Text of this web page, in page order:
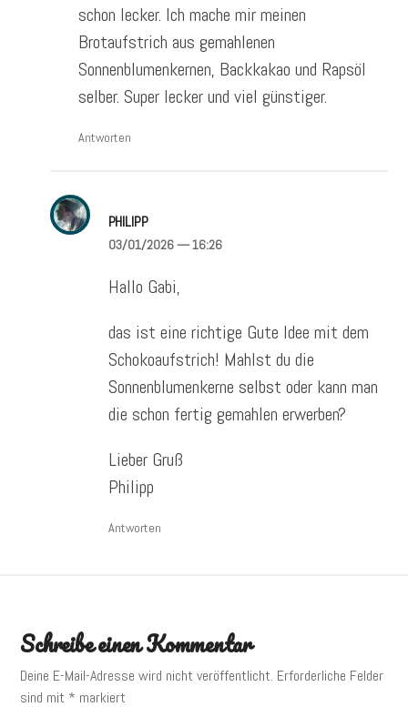
schon lecker. Ich mache mir meinen
Brotaufstrich aus gemahlenen
Sonnenblumenkernen, Backkakao und Rapsöl
selber. Super lecker und viel günstiger.
Antworten
PHILIPP
03/01/2026— 16:26
Hallo Gabi,
das ist eine richtige Gute Idee mit dem
Schokoaufstrich! Mahlst du die
Sonnenblumenkerne selbst oder kann man
die schon fertig gemahlen erwerben?
Lieber Gruß
Philipp
Antworten
Schreibe einen Kommentar
Deine E-Mail-Adresse wird nicht veröffentlicht. Erforderliche Felder
sind mit * markiert